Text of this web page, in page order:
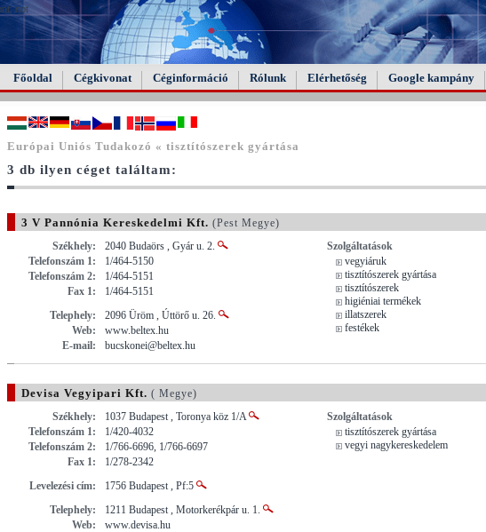
not
Főoldal Cégkivonat Céginformáció Rólunk Elérhetőség Google kampány
Európai Uniós Tudakozó « tisztítószerek gyártása
3 db ilyen céget találtam:
3 V Pannónia Kereskedelmi Kft. (Pest Megye)
Székhely:
2040 Budaörs , Gyár u. 2.
Telefonszám 1:
1/464-5150
Telefonszám 2:
1/464-5151
Fax 1:
1/464-5151
Telephely:
2096 Üröm , Úttörő u. 26.
Web:
www.beltex.hu
E-mail:
bucskonei@beltex.hu
Szolgáltatások
vegyiáruk
tisztítószerek gyártása
tisztítószerek
higiéniai termékek
illatszerek
festékek
Devisa Vegyipari Kft. ( Megye)
Székhely:
1037 Budapest , Toronya köz 1/A
Telefonszám 1:
1/420-4032
Telefonszám 2:
1/766-6696, 1/766-6697
Fax 1:
1/278-2342
Levelezési cím:
1756 Budapest , Pf:5
Telephely:
1211 Budapest , Motorkerékpár u. 1.
Web:
www.devisa.hu
Szolgáltatások
tisztítószerek gyártása
vegyi nagykereskedelem